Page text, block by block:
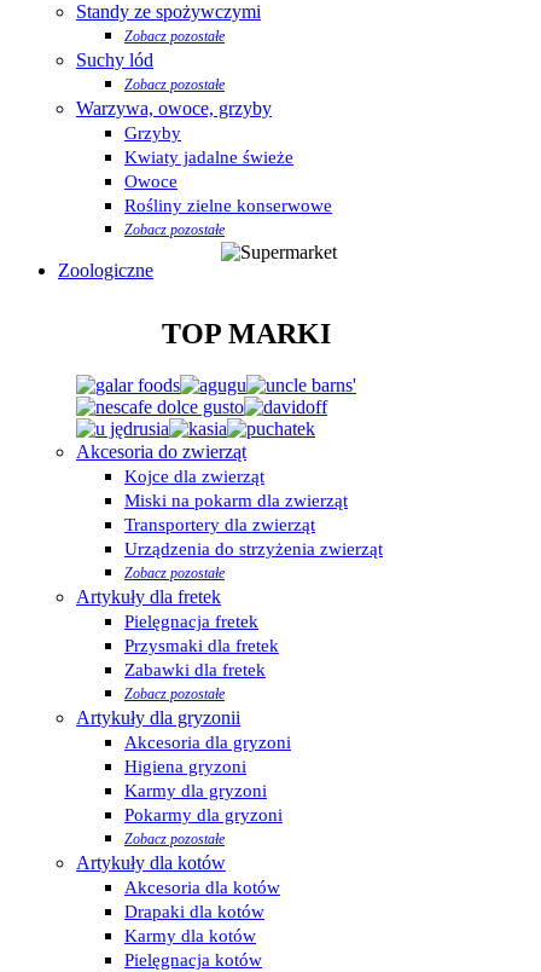
Standy ze spożywczymi
Zobacz pozostałe
Suchy lód
Zobacz pozostałe
Warzywa, owoce, grzyby
Grzyby
Kwiaty jadalne świeże
Owoce
Rośliny zielne konserwowe
Zobacz pozostałe
Zoologiczne
TOP MARKI
Akcesoria do zwierząt
Kojce dla zwierząt
Miski na pokarm dla zwierząt
Transportery dla zwierząt
Urządzenia do strzyżenia zwierząt
Zobacz pozostałe
Artykuły dla fretek
Pielęgnacja fretek
Przysmaki dla fretek
Zabawki dla fretek
Zobacz pozostałe
Artykuły dla gryzonii
Akcesoria dla gryzoni
Higiena gryzoni
Karmy dla gryzoni
Pokarmy dla gryzoni
Zobacz pozostałe
Artykuły dla kotów
Akcesoria dla kotów
Drapaki dla kotów
Karmy dla kotów
Pielęgnacja kotów